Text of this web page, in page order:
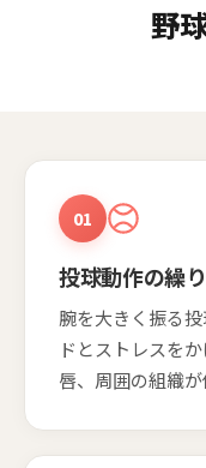
野
01
投球動作の繰
腕を大きく振る
ドとストレスを
唇、周囲の組織が